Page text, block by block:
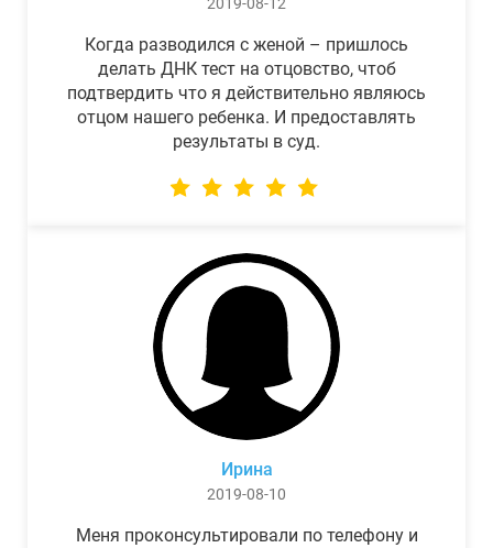
2019-08-12
Когда разводился с женой – пришлось
делать ДНК тест на отцовство, чтоб
подтвердить что я действительно являюсь
отцом нашего ребенка. И предоставлять
результаты в суд.
Ирина
2019-08-10
Меня проконсультировали по телефону и